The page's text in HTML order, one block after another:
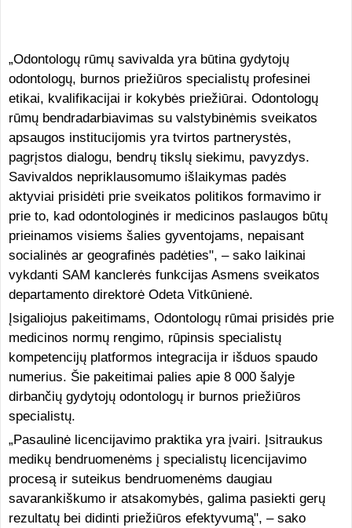
„Odontologų rūmų savivalda yra būtina gydytojų
odontologų, burnos priežiūros specialistų profesinei
etikai, kvalifikacijai ir kokybės priežiūrai. Odontologų
rūmų bendradarbiavimas su valstybinėmis sveikatos
apsaugos institucijomis yra tvirtos partnerystės,
pagrįstos dialogu, bendrų tikslų siekimu, pavyzdys.
Savivaldos nepriklausomumo išlaikymas padės
aktyviai prisidėti prie sveikatos politikos formavimo ir
prie to, kad odontologinės ir medicinos paslaugos būtų
prieinamos visiems šalies gyventojams, nepaisant
socialinės ar geografinės padėties", – sako laikinai
vykdanti SAM kanclerės funkcijas Asmens sveikatos
departamento direktorė Odeta Vitkūnienė.
Įsigaliojus pakeitimams, Odontologų rūmai prisidės prie
medicinos normų rengimo, rūpinsis specialistų
kompetencijų platformos integracija ir išduos spaudo
numerius. Šie pakeitimai palies apie 8 000 šalyje
dirbančių gydytojų odontologų ir burnos priežiūros
specialistų.
„Pasaulinė licencijavimo praktika yra įvairi. Įsitraukus
medikų bendruomenėms į specialistų licencijavimo
procesą ir suteikus bendruomenėms daugiau
savarankiškumo ir atsakomybės, galima pasiekti gerų
rezultatų bei didinti priežiūros efektyvumą", – sako